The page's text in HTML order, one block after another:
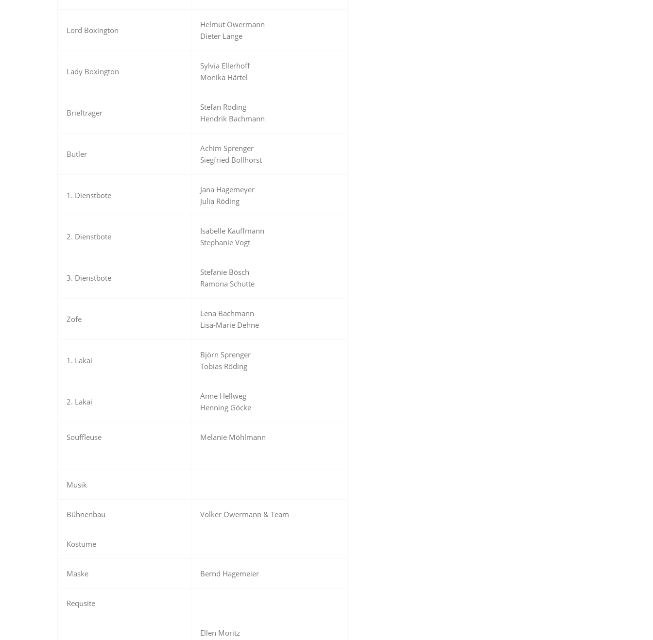
Lord Boxington
Helmut Öwermann
Dieter Lange
Lady Boxington
Sylvia Ellerhoff
Monika Härtel
Briefträger
Stefan Röding
Hendrik Bachmann
Butler
Achim Sprenger
Siegfried Bollhorst
1. Dienstbote
Jana Hagemeyer
Julia Röding
2. Dienstbote
Isabelle Kauffmann
Stephanie Vogt
3. Dienstbote
Stefanie Bösch
Ramona Schütte
Zofe
Lena Bachmann
Lisa-Marie Dehne
1. Lakai
Björn Sprenger
Tobias Röding
2. Lakai
Anne Hellweg
Henning Göcke
Souffleuse Melanie Möhlmann
Musik
Bühnenbau Volker Öwermann & Team
Kostüme
Maske Bernd Hagemeier
Requsite
Ellen Moritz